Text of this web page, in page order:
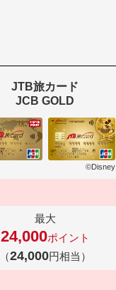
JTB旅カード
JCB GOLD
©Disney
最大
24,000ポイント
（24,000円相当）